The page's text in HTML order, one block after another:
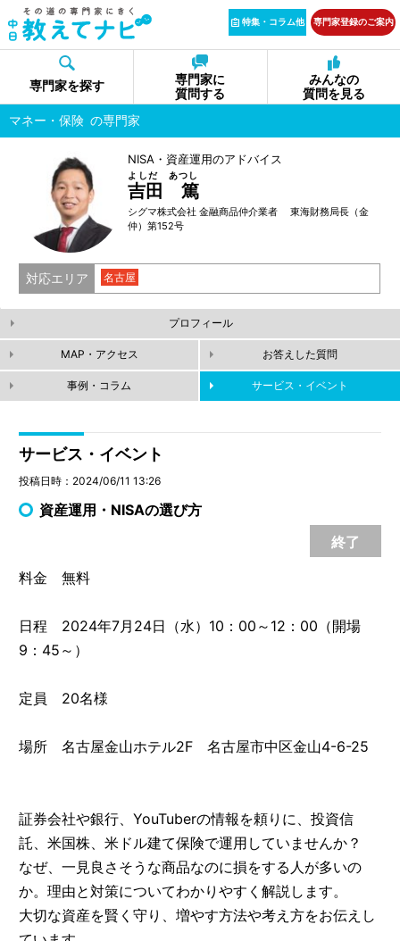
特集・コラム他 専門家登録のご案内
専門家を探す
専門家に
質問する
みんなの
質問を見る
マネー・保険 の専門家
NISA・資産運用のアドバイス
吉田 篤
よしだ あつし
シグマ株式会社 金融商品仲介業者 東海財務局長（金
仲）第152号
対応エリア 名古屋
プロフィール
MAP・アクセス お答えした質問
事例・コラム サービス・イベント
サービス・イベント
投稿日時：2024/06/11 13:26
資産運用・NISAの選び方
終了
料金 無料
日程 2024年7月24日（水）10：00～12：00（開場
9：45～）
定員 20名様
場所 名古屋金山ホテル2F 名古屋市中区金山4-6-25
証券会社や銀行、YouTuberの情報を頼りに、投資信
託、米国株、米ドル建て保険で運用していませんか？
なぜ、一見良さそうな商品なのに損をする人が多いの
か。理由と対策についてわかりやすく解説します。
大切な資産を賢く守り、増やす方法や考え方をお伝えし